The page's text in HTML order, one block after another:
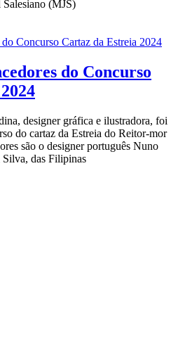
(MJS)
do Concurso
designer gráfica e ilustradora, foi
do cartaz da Estreia do Reitor-mor
são o designer português Nuno
Silva, das Filipinas